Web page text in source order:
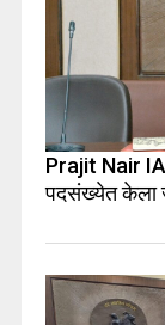
Prajit Nair
पदसंख्येत केला